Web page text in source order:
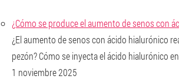
¿Cómo se produce el aumento de senos con
¿El aumento de senos con ácido hialurónico
pezón? Cómo se inyecta el ácido hialurónico
1 noviembre 2025